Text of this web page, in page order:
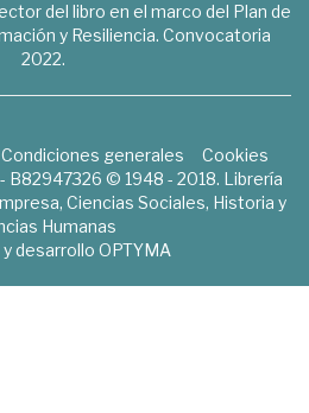
del libro en el marco del Plan de
y Resiliencia. Convocatoria
2022.
Condiciones generales
Cookies
B82947326 © 1948 - 2018. Librería
Ciencias Sociales, Historia y
Humanas
desarrollo OPTYMA